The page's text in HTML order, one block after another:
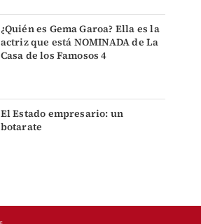
¿Quién es Gema Garoa? Ella es la
actriz que está NOMINADA de La
Casa de los Famosos 4
El Estado empresario: un
botarate